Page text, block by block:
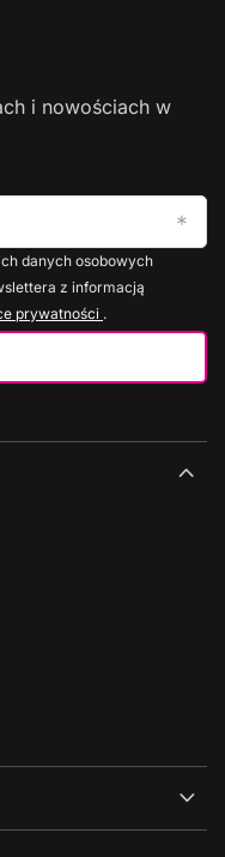
i nowościach w
danych osobowych
z informacją
prywatności .